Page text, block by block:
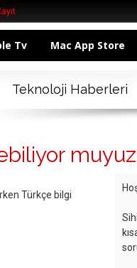
Tv Mac App Store
Teknoloji Haberleri
Türkçe bilgi